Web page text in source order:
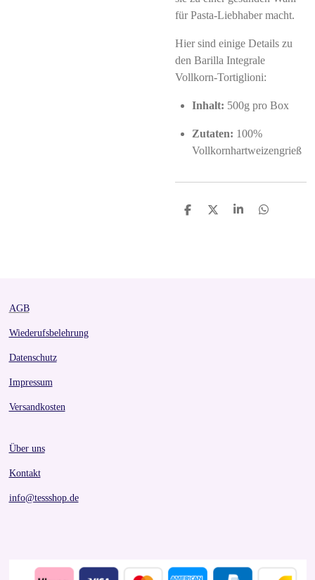
für Pasta-Liebhaber macht.
Hier sind einige Details zu
den Barilla Integrale
Vollkorn-Tortiglioni:
Inhalt: 500g pro Box
Zutaten: 100%
Vollkornhartweizengrieß
S
S
S
S
AGB
Wiederufsbelehrung
Datenschutz
Impressum
Versandkosten
Über uns
Kontakt
info@tessshop.de